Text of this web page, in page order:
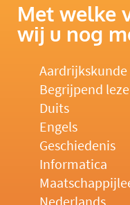
Met welke
wij u nog
Aardrijkskunde
Begrijpend
Duits
Engels
Geschiedenis
Informatica